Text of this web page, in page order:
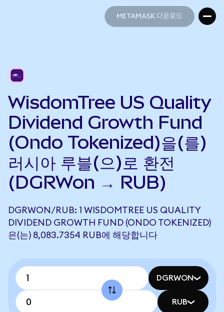
METAMASK 다운로드
WisdomTree US Quality
Dividend Growth Fund
(Ondo Tokenized)을(를)
러시아 루블(으)로 환전
(DGRWon → RUB)
DGRWON/RUB: 1 WISDOMTREE US QUALITY
DIVIDEND GROWTH FUND (ONDO TOKENIZED)
은(는) 8,083.7354 RUB에 해당합니다
DGRWON
RUB